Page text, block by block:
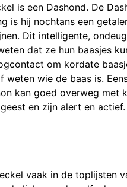
is een Dashond. De
is hij nochtans een
Dit intelligente,
dat ze hun baasjes
om kordate
weten wie de baas is.
kan goed overweg met
en zijn alert en actief.
vaak in de toplijsten